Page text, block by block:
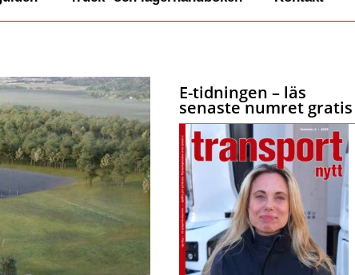
E-tidningen – läs
senaste numret gratis